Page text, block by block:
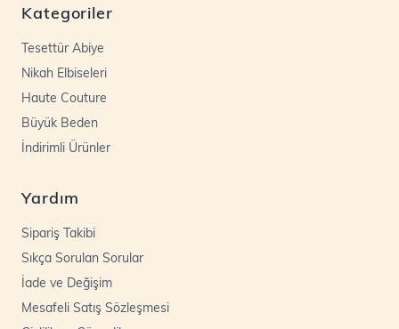
Kategoriler
Tesettür Abiye
Nikah Elbiseleri
Haute Couture
Büyük Beden
İndirimli Ürünler
Yardım
Sipariş Takibi
Sıkça Sorulan Sorular
İade ve Değişim
Mesafeli Satış Sözleşmesi